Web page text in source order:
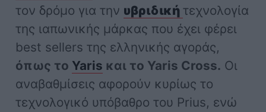
τον δρόμο για την υβριδική τεχνολογία
της ιαπωνικής μάρκας που έχει φέρει
best sellers της ελληνικής αγοράς,
όπως το Yaris και το Yaris Cross. Οι
αναβαθμίσεις αφορούν κυρίως το
τεχνολογικό υπόβαθρο του Prius, ενώ